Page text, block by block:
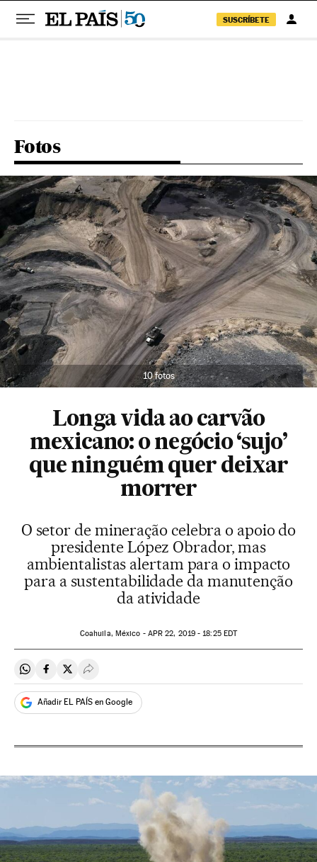
SUSCRÍBETE
Fotos
10 fotos
Longa vida ao carvão
mexicano: o negócio ‘sujo’
que ninguém quer deixar
morrer
O setor de mineração celebra o apoio do
presidente López Obrador, mas
ambientalistas alertam para o impacto
para a sustentabilidade da manutenção
da atividade
Coahuila, México - APR 22, 2019 - 18:25EDT
Compartir en Whatsapp
Compartir en Facebook
Compartir en Twitter
Desplegar Redes Sociales
Añadir EL PAÍS en Google